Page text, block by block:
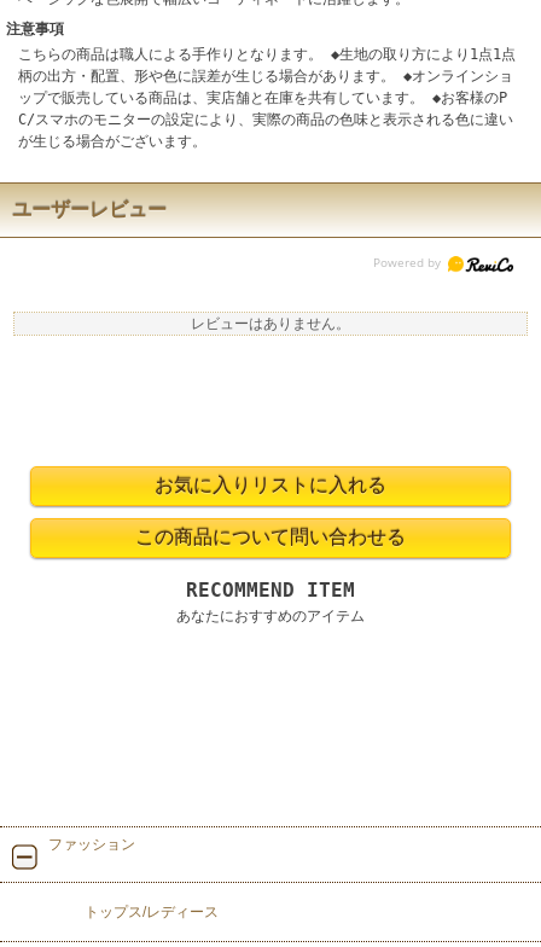
注意事項
こちらの商品は職人による手作りとなります。 ◆生地の取り方により1点1点
柄の出方・配置、形や色に誤差が生じる場合があります。 ◆オンラインショ
ップで販売している商品は、実店舗と在庫を共有しています。 ◆お客様のP
C/スマホのモニターの設定により、実際の商品の色味と表示される色に違い
が生じる場合がございます。
ユーザーレビュー
レビューはありません。
RECOMMEND ITEM
あなたにおすすめのアイテム
ファッション
トップス/レディース